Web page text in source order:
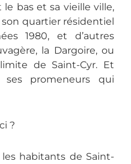
bas et sa vieille ville,
quartier résidentiel
1980, et d’autres
la Dargoire, ou
de Saint-Cyr. Et
promeneurs qui
?
habitants de Saint-